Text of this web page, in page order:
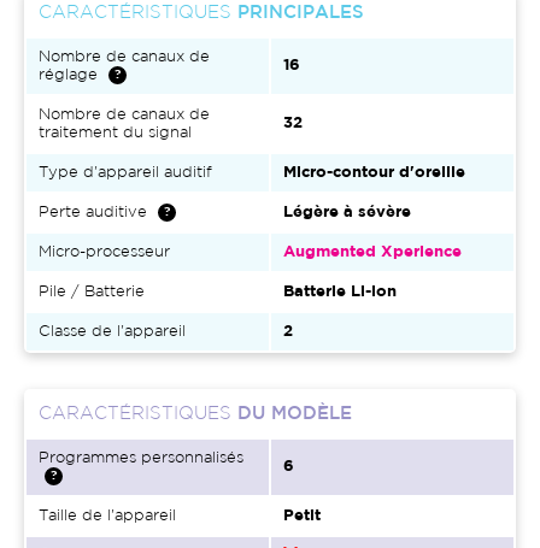
CARACTÉRISTIQUES PRINCIPALES
Nombre de canaux de
réglage
16
Nombre de canaux de
traitement du signal
32
Type d'appareil auditif Micro-contour d'oreille
Perte auditive Légère à sévère
Micro-processeur Augmented Xperience
Pile / Batterie Batterie Li-ion
Classe de l'appareil 2
CARACTÉRISTIQUES DU MODÈLE
Programmes personnalisés
6
Taille de l'appareil Petit